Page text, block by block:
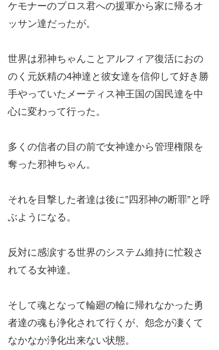
ケモナーのブロス君への援軍から家に帰るオ
ッサン達だったが。
世界は邪神ちゃんことアルフィア復活におの
のく元妖精の4神達と彼女達を信仰して好き勝
手やっていたメーティス神王国の国民達を中
心に変わって行った。
多くの信者の目の前で女神達から管理権限を
奪った邪神ちゃん。
それを目撃した者達は後に”四邪神の断罪”と呼
ぶようになる。
反対に感涙する世界のシステム維持に忙殺さ
れてる女神達。
そして魂となって輪廻の輪に帰れなかった勇
者達の魂も浄化されて行くが、怨念が凄くて
なかなか浄化出来ない状態。